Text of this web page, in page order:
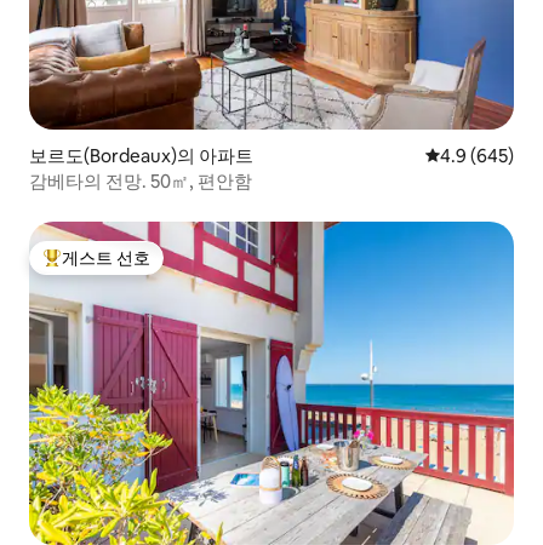
보르도(Bordeaux)의 아파트 평점 4.9점(5
4.9 (645)
감베타의 전망. 50㎡, 편안함
상위 게스트 선호
게스트 선호